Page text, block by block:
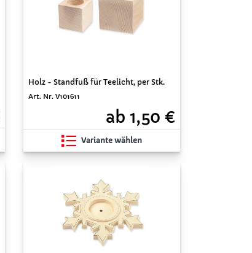
Holz - Standfuß für Teelicht, per Stk.
Art. Nr. V101611
ab 1,50 €
Variante wählen